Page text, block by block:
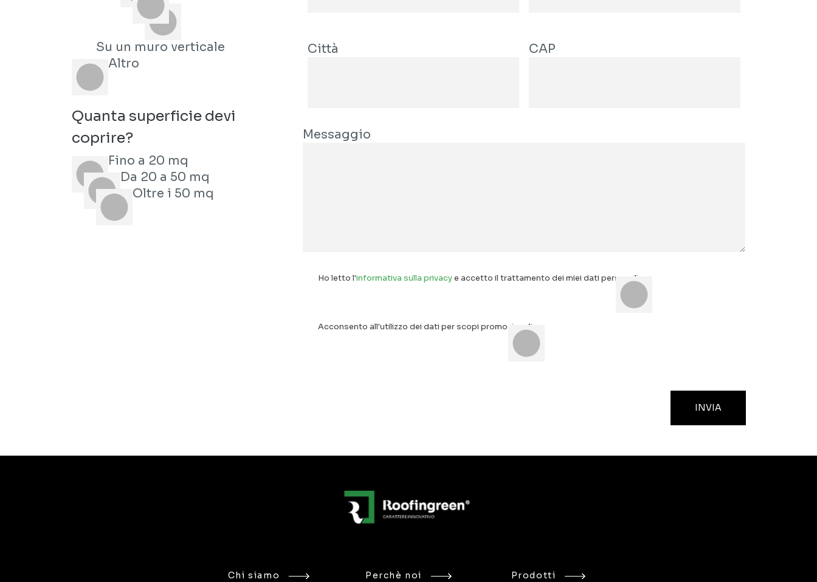
Su un muro verticale
Altro
Quanta superficie devi
coprire?
Fino a 20 mq
Da 20 a 50 mq
Oltre i 50 mq
Città CAP
Messaggio
Ho letto l'informativa sulla privacye accetto il trattamento dei miei dati personali.
Acconsento all'utilizzo dei dati per scopi promozionali
INVIA
Chi siamo Perchè noi Prodotti